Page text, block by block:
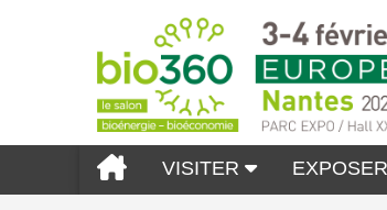
VISITER EXPOSER